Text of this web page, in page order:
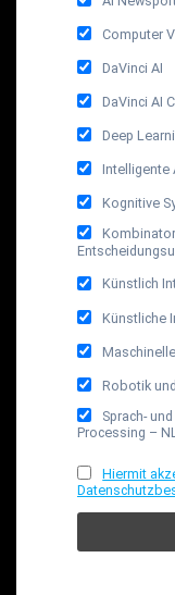
Computer
DaVinci AI
DaVinci AI
Deep
Intelligente
Kognitive
Künstlich
Künstliche
Robotik
Sprach-
Processing –
Hiermit